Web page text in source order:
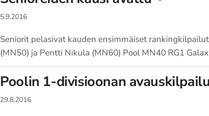
5.9.2016
Seniorit pelasivat kauden ensimmäiset
(MN50) ja Pentti Nikula (MN60) Pool MN40 RG1
Poolin 1-divisioonan
29.8.2016